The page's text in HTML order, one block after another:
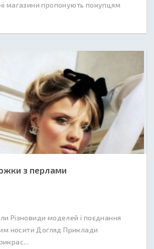
магазини пропонують покупцям
з перлами
Різновиди моделей і поєднання
носити Догляд Приклади